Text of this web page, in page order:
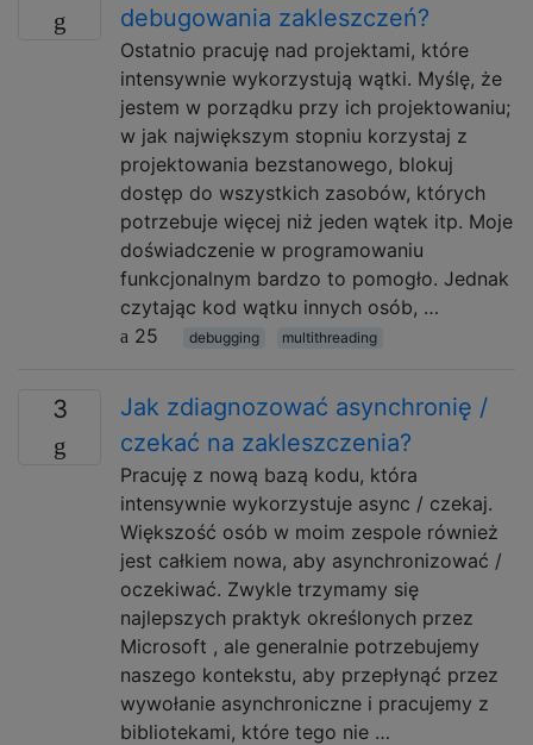
debugowania zakleszczeń?
Ostatnio pracuję nad projektami, które
intensywnie wykorzystują wątki. Myślę, że
jestem w porządku przy ich projektowaniu;
w jak największym stopniu korzystaj z
projektowania bezstanowego, blokuj
dostęp do wszystkich zasobów, których
potrzebuje więcej niż jeden wątek itp. Moje
doświadczenie w programowaniu
funkcjonalnym bardzo to pomogło. Jednak
czytając kod wątku innych osób, …
25
debugging multithreading
3
Jak zdiagnozować asynchronię /
czekać na zakleszczenia?
Pracuję z nową bazą kodu, która
intensywnie wykorzystuje async / czekaj.
Większość osób w moim zespole również
jest całkiem nowa, aby asynchronizować /
oczekiwać. Zwykle trzymamy się
najlepszych praktyk określonych przez
Microsoft , ale generalnie potrzebujemy
naszego kontekstu, aby przepłynąć przez
wywołanie asynchroniczne i pracujemy z
bibliotekami, które tego nie …